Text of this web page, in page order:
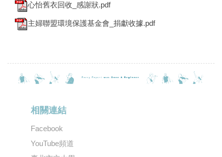
心怡舊衣回收_感謝狀.pdf
主婦聯盟環境保護基金會_捐獻收據.pdf
相關連結
Facebook
YouTube頻道